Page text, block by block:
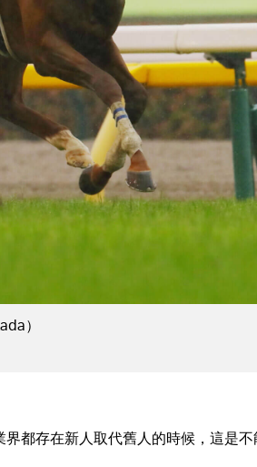
Getty Images）
都存在新人取代舊人的時候，這是不